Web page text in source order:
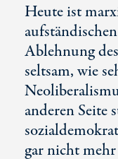
Heute ist
Ablehnung
seltsam, wie
anderen Seite
gar nicht